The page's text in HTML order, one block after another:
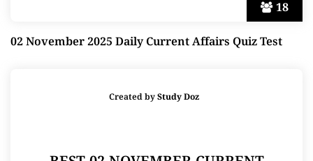
18
02 November 2025 Daily Current Affairs Quiz Test
Created byStudy Doz